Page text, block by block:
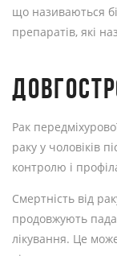
що називаються
препаратів, які
Рак
раку у чоловіків
контролю і
Смертність від
продовжують
лікування. Це